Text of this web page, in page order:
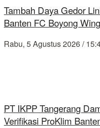
Tambah Daya Gedor
Banten FC Boyong
Rabu, 5 Agustus 2026 /
PT IKPP Tangerang
Verifikasi ProKlim